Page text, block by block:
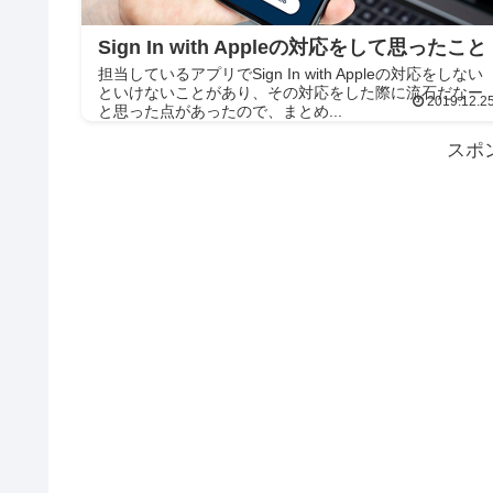
Sign In with Appleの対応をして思ったこと
担当しているアプリでSign In with Appleの対応をしない
といけないことがあり、その対応をした際に流石だなー
と思った点があったので、まとめ...
2019.12.25
スポ